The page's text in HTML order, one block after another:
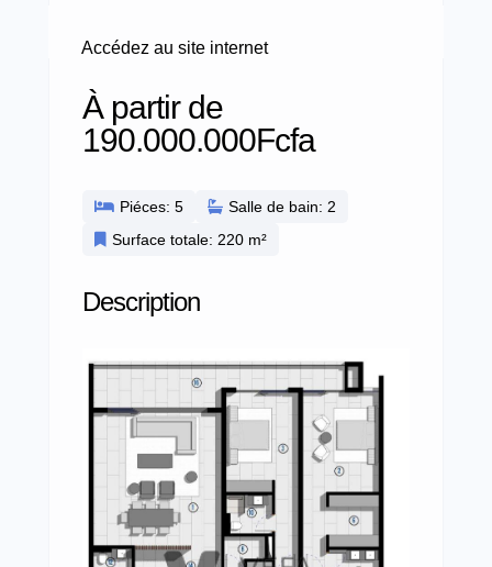
Accédez au site internet
À partir de
190.000.000Fcfa
Piéces: 5
Salle de bain: 2
Surface totale: 220 m²
Description